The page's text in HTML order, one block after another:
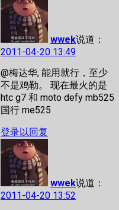
wwek说道：
2011-04-20 13:49
@梅达华, 能用就行，至少
不是鸡勒。 现在最火的是
htc g7 和 moto defy mb525
国行 me525
登录以回复
wwek说道：
2011-04-20 13:52